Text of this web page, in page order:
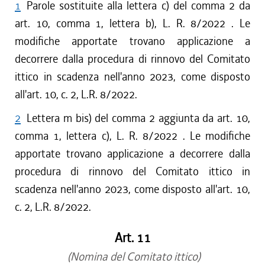
1 Parole sostituite alla lettera c) del comma 2 da
art. 10, comma 1, lettera b), L. R. 8/2022 . Le
modifiche apportate trovano applicazione a
decorrere dalla procedura di rinnovo del Comitato
ittico in scadenza nell'anno 2023, come disposto
all'art. 10, c. 2, L.R. 8/2022.
2 Lettera m bis) del comma 2 aggiunta da art. 10,
comma 1, lettera c), L. R. 8/2022 . Le modifiche
apportate trovano applicazione a decorrere dalla
procedura di rinnovo del Comitato ittico in
scadenza nell'anno 2023, come disposto all'art. 10,
c. 2, L.R. 8/2022.
Art. 11
(Nomina del Comitato ittico)